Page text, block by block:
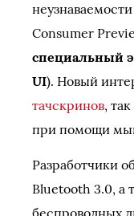
Consumer
специальный
UI). Новый
тачскринов,
при помощи
Разработчики
Bluetooth 3.0, а
беспроводных